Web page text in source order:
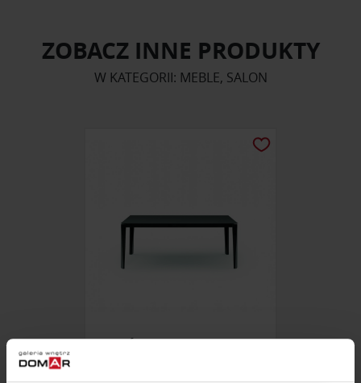
ZOBACZ INNE PRODUKTY
W KATEGORII: MEBLE, SALON
STÓŁ CHEF BONTEMPI